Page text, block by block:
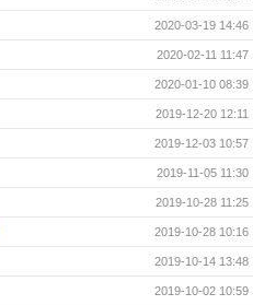
2020-03-19 14:46
2020-02-11 11:47
2020-01-10 08:39
2019-12-20 12:11
2019-12-03 10:57
2019-11-05 11:30
2019-10-28 11:25
2019-10-28 10:16
2019-10-14 13:48
2019-10-02 10:59